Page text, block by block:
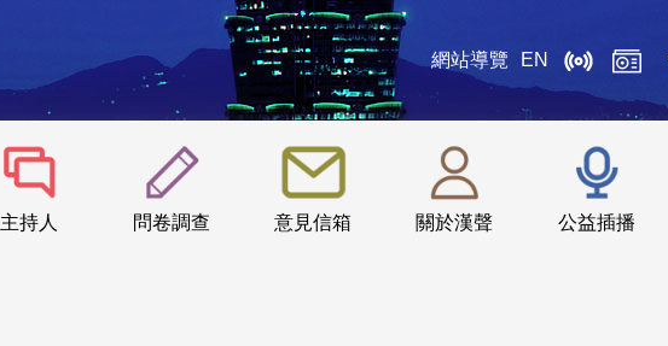
網站導覽 EN
主持人 問卷調查 意見信箱 關於漢聲 公益插播
:::